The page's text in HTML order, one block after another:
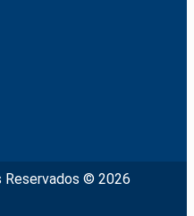
Reservados © 2026